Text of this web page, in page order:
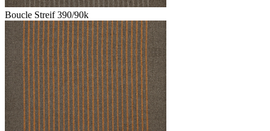
Boucle Streif 390/90k